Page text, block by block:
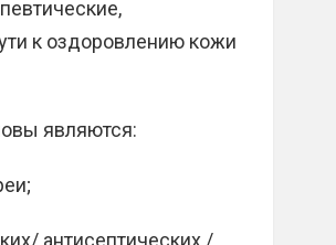
к оздоровлению кожи
являются:
антисептических /